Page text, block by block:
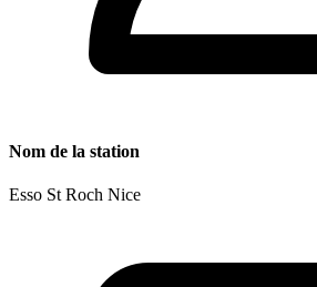
Nom de la station
Esso St Roch Nice